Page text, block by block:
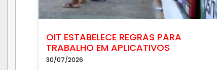
OIT ESTABELECE REGRAS PARA
TRABALHO EM APLICATIVOS
30/07/2026